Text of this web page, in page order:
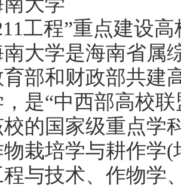
程”重点建设高
学是海南省属
部和财政部共建
是“中西部高校
国家级重点学科
栽培学与耕作学
与技术、作物学